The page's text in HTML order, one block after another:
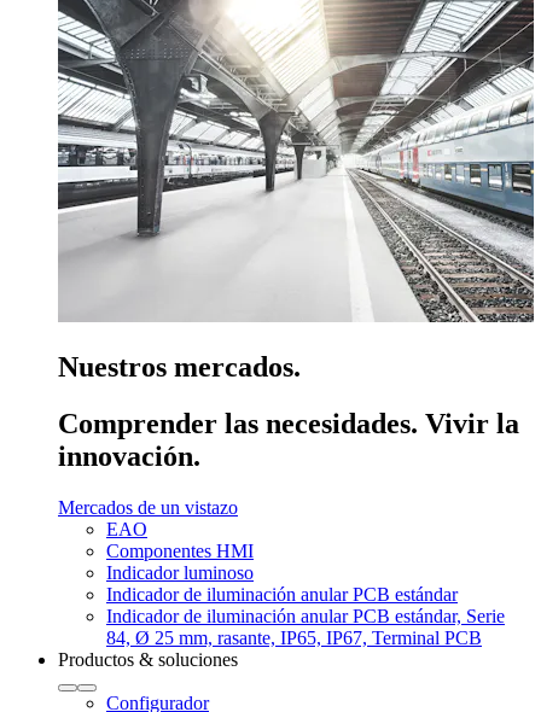
Nuestros mercados.
Comprender las necesidades. Vivir la
innovación.
Mercados de un vistazo
EAO
Componentes HMI
Indicador luminoso
Indicador de iluminación anular PCB estándar
Indicador de iluminación anular PCB estándar, Serie
84, Ø 25 mm, rasante, IP65, IP67, Terminal PCB
Productos & soluciones
Configurador